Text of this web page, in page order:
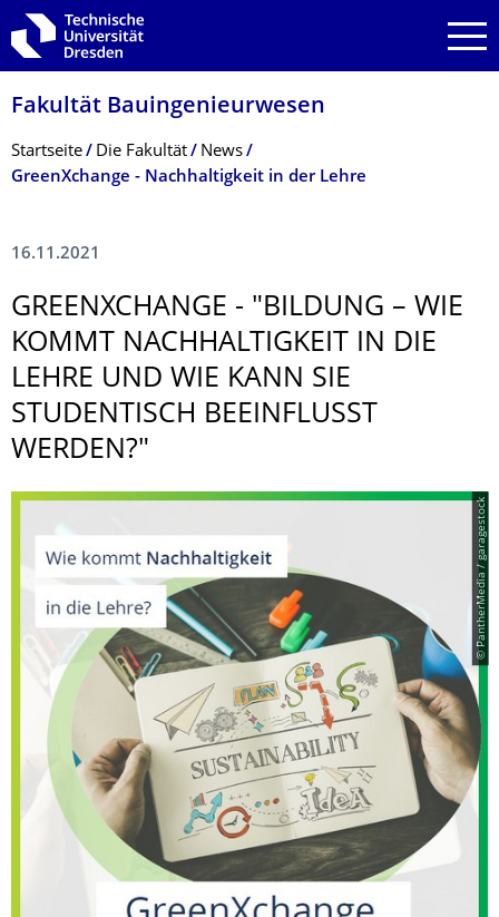
Zur Hauptnavigation springen
Zur Suche springen
Zum Inhalt springen
Fakultät Bauingenieurwesen
Breadcrumb-Menü
Startseite Die Fakultät
News
GreenXchange - Nachhaltigkeit in der Lehre
16.11.2021
GREENXCHANGE - "BILDUNG – WIE
KOMMT NACHHALTIGKEIT IN DIE
LEHRE UND WIE KANN SIE
STUDENTISCH BEEINFLUSST
WERDEN?"
© PantherMedia / garagestock